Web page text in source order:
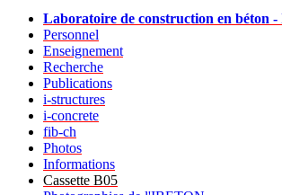
Laboratoire de construction en béton
Personnel
Enseignement
Recherche
Publications
i-structures
i-concrete
fib-ch
Photos
Informations
Cassette B05